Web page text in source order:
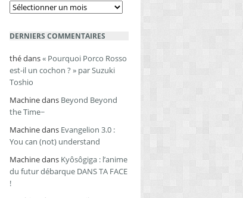
DERNIERS COMMENTAIRES
thédans« Pourquoi Porco Rosso
est-il un cochon ? » par Suzuki
Toshio
Machinedans Beyond Beyond
the Time~
Machinedans Evangelion 3.0 :
You can (not) understand
Machinedans Kyôsôgiga : l’anime
du futur débarque DANS TA FACE
!